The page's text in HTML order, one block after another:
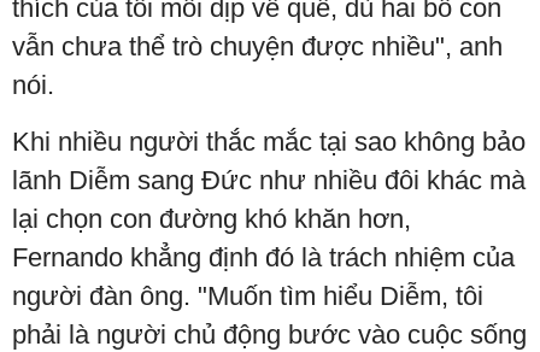
thích của tôi mỗi dịp về quê, dù hai bố con
vẫn chưa thể trò chuyện được nhiều", anh
nói.
Khi nhiều người thắc mắc tại sao không bảo
lãnh Diễm sang Đức như nhiều đôi khác mà
lại chọn con đường khó khăn hơn,
Fernando khẳng định đó là trách nhiệm của
người đàn ông. "Muốn tìm hiểu Diễm, tôi
phải là người chủ động bước vào cuộc sống